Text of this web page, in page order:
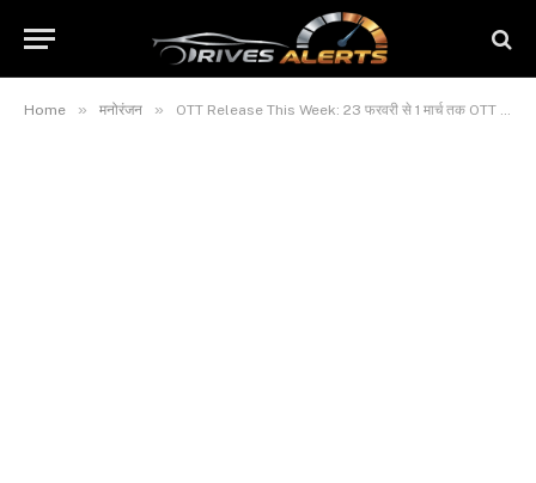
Home » मनोरंजन » OTT Release This Week: 23 फरवरी से 1 मार्च तक OTT पर क्या हुआ रिलीज, इस हफ्ते देखें?